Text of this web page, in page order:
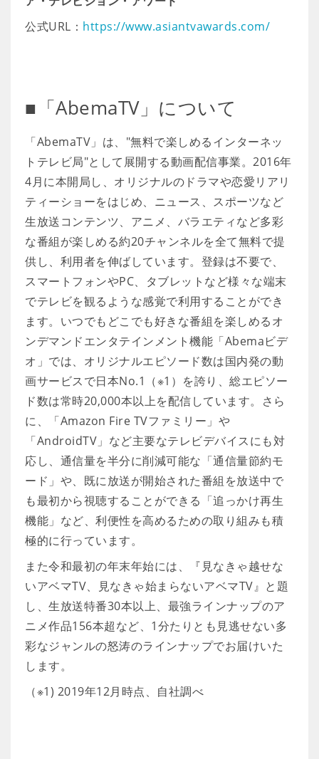
公式URL： https://www.asiantvawards.com/
■「AbemaTV」について
「AbemaTV」は、"無料で楽しめるインターネッ
トテレビ局"として展開する動画配信事業。2016年
4月に本開局し、オリジナルのドラマや恋愛リアリ
ティーショーをはじめ、ニュース、スポーツなど
生放送コンテンツ、アニメ、バラエティなど多彩
な番組が楽しめる約20チャンネルを全て無料で提
供し、利用者を伸ばしています。登録は不要で、
スマートフォンやPC、タブレットなど様々な端末
でテレビを観るような感覚で利用することができ
ます。いつでもどこでも好きな番組を楽しめるオ
ンデマンドエンタテインメント機能「Abemaビデ
オ」では、オリジナルエピソード数は国内発の動
画サービスで日本No.1（※1）を誇り、総エピソー
ド数は常時20,000本以上を配信しています。さら
に、「Amazon Fire TVファミリー」や
「AndroidTV」など主要なテレビデバイスにも対
応し、通信量を半分に削減可能な「通信量節約モ
ード」や、既に放送が開始された番組を放送中で
も最初から視聴することができる「追っかけ再生
機能」など、利便性を高めるための取り組みも積
極的に行っています。
また令和最初の年末年始には、『見なきゃ越せな
いアベマTV、見なきゃ始まらないアベマTV』と題
し、生放送特番30本以上、最強ラインナップのア
ニメ作品156本超など、1分たりとも見逃せない多
彩なジャンルの怒涛のラインナップでお届けいた
します。
（※1) 2019年12月時点、自社調べ